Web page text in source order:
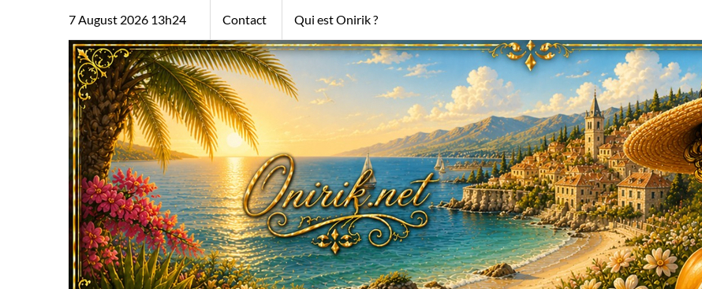
7 August 2026 13h24 Contact Qui est Onirik ?